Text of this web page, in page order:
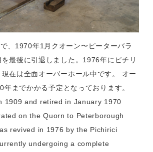
、1970年1月クオーン〜ピーターバラ
最後に引退しました。1976年にピチリ
在は全面オーバーホール中です。 オー
までかかる予定となっております。
1909 and retired in January 1970
on the Quorn to Peterborough
revived in 1976 by the Pichirici
undergoing a complete